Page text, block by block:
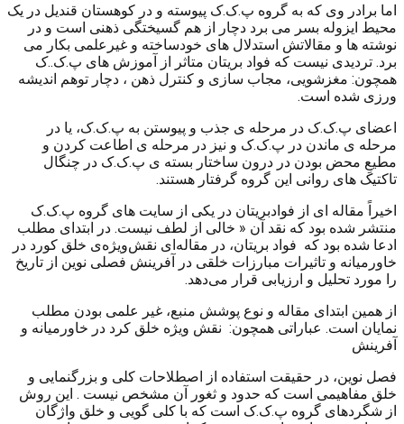
اما برادر وی که به گروه پ.ک.ک پیوسته و در کوهستان قندیل در یک
محیط ایزوله بسر می برد دچار از هم گسیختگی ذهنی است و در
نوشته ها و مقالاتش استدلال های خودساخته و غیرعلمی بکار می
برد. تردیدی نیست که فواد بریتان متاثر از آموزش های پ.ک..ک
همچون: مغزشویی، مجاب سازی و کنترل ذهن ، دچار توهم اندیشه
ورزی شده است.
اعضای پ.ک.ک در مرحله ی جذب و پیوستن به پ.ک.ک، یا در
مرحله ی ماندن در پ.ک.ک و نیز در مرحله ی اطاعت کردن و
مطیعِ محض بودن در درون ساختار بسته ی پ.ک.ک در چنگال
تاکتیک های روانی این گروه گرفتار هستند.
اخیراً مقاله ای از فوادبریتان در یکی از سایت های گروه پ.ک.ک
منتشر شده بود که نقد آن « خالی از لطف نیست. در ابتدای مطلب
ادعا شده بود که فواد بریتان، در مقاله‌ای نقش‌ویژه‌ی خلق کورد در
خاورمیانه و تاثیرات مبارزات خلقی در آفرینش فصلی نوین از تاریخ
را مورد تحلیل و ارزیابی قرار می‌دهد.
از همین ابتدای مقاله و نوع پوشش منبع، غیر علمی بودن مطلب
نمایان است. عباراتی همچون: نقش ویژه خلق کرد در خاورمیانه و
آفرینش
فصل نوین، در حقیقت استفاده از اصطلاحات کلی و بزرگنمایی و
خلق مفاهیمی است که حدود و ثغور آن مشخص نیست . این روش
از شگردهای گروه پ.ک.ک است که با کلی گویی و خلق واژگان